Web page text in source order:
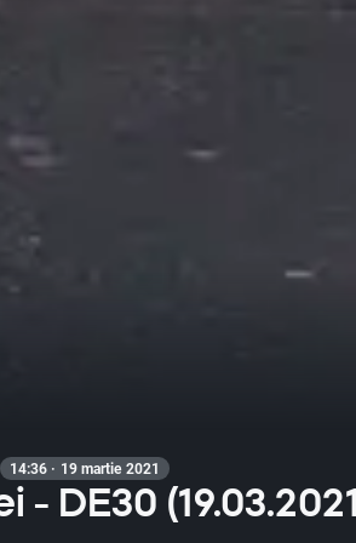
14:36 · 19 martie 2021
- DE30